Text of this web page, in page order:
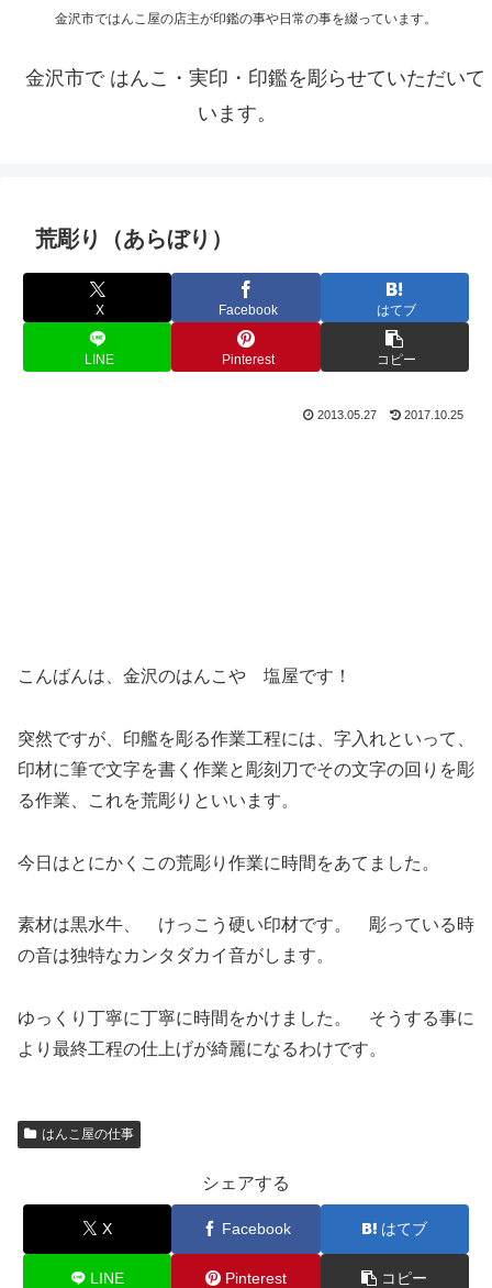
金沢市ではんこ屋の店主が印鑑の事や日常の事を綴っています。
金沢市で はんこ・実印・印鑑を彫らせていただいて
います。
荒彫り（あらぼり）
X Facebook はてブ
LINE Pinterest コピー
2013.05.27 2017.10.25
こんばんは、金沢のはんこや 塩屋です！
突然ですが、印艦を彫る作業工程には、字入れといって、
印材に筆で文字を書く作業と彫刻刀でその文字の回りを彫
る作業、これを荒彫りといいます。
今日はとにかくこの荒彫り作業に時間をあてました。
素材は黒水牛、 けっこう硬い印材です。 彫っている時
の音は独特なカンタダカイ音がします。
ゆっくり丁寧に丁寧に時間をかけました。 そうする事に
より最終工程の仕上げが綺麗になるわけです。
はんこ屋の仕事
シェアする
X Facebook はてブ
LINE Pinterest コピー